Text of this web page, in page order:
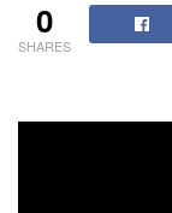
0
SHARES